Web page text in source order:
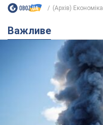
(Архів) Економіка
Важливе